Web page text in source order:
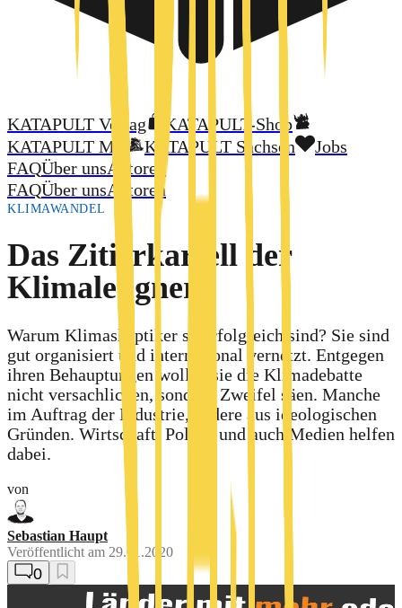
KATAPULT Verlag
KATAPULT-Shop
KATAPULT MV
KATAPULT Sachsen
Jobs
FAQÜber unsAutoren
FAQÜber unsAutoren
KLIMAWANDEL
Das Zitierkartell der
Klimaleugner
Warum Klimaskeptiker so erfolgreich sind? Sie sind
gut organisiert und international vernetzt. Entgegen
ihren Behauptungen wollen sie die Klimadebatte
nicht versachlichen, sondern Zweifel säen. Manche
im Auftrag der Industrie, andere aus ideologischen
Gründen. Wirtschaft, Politik und auch Medien helfen
dabei.
von
Sebastian Haupt
Veröffentlicht am 29.01.2020
0